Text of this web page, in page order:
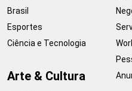
Brasil
Esportes
Ciência e Tecnologia
Arte & Cultura